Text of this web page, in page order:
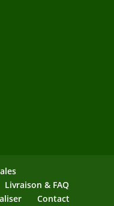
Livraison & FAQ
Contact